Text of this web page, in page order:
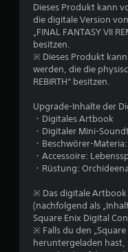
Dieses Produkt kann
die digitale Version von
„FINAL FANTASY VII
besitzen.
※ Dieses Produkt
werden, die die
REBIRTH“ besitzen.
Upgrade-Inhalte der
・Digitales Artbook
・Digitaler Mini-
・Beschwörer-
・Accessoire:
・Rüstung:
※ Das digitale
(nachfolgend als
Square Enix Digital
※ Falls du den
heruntergeladen